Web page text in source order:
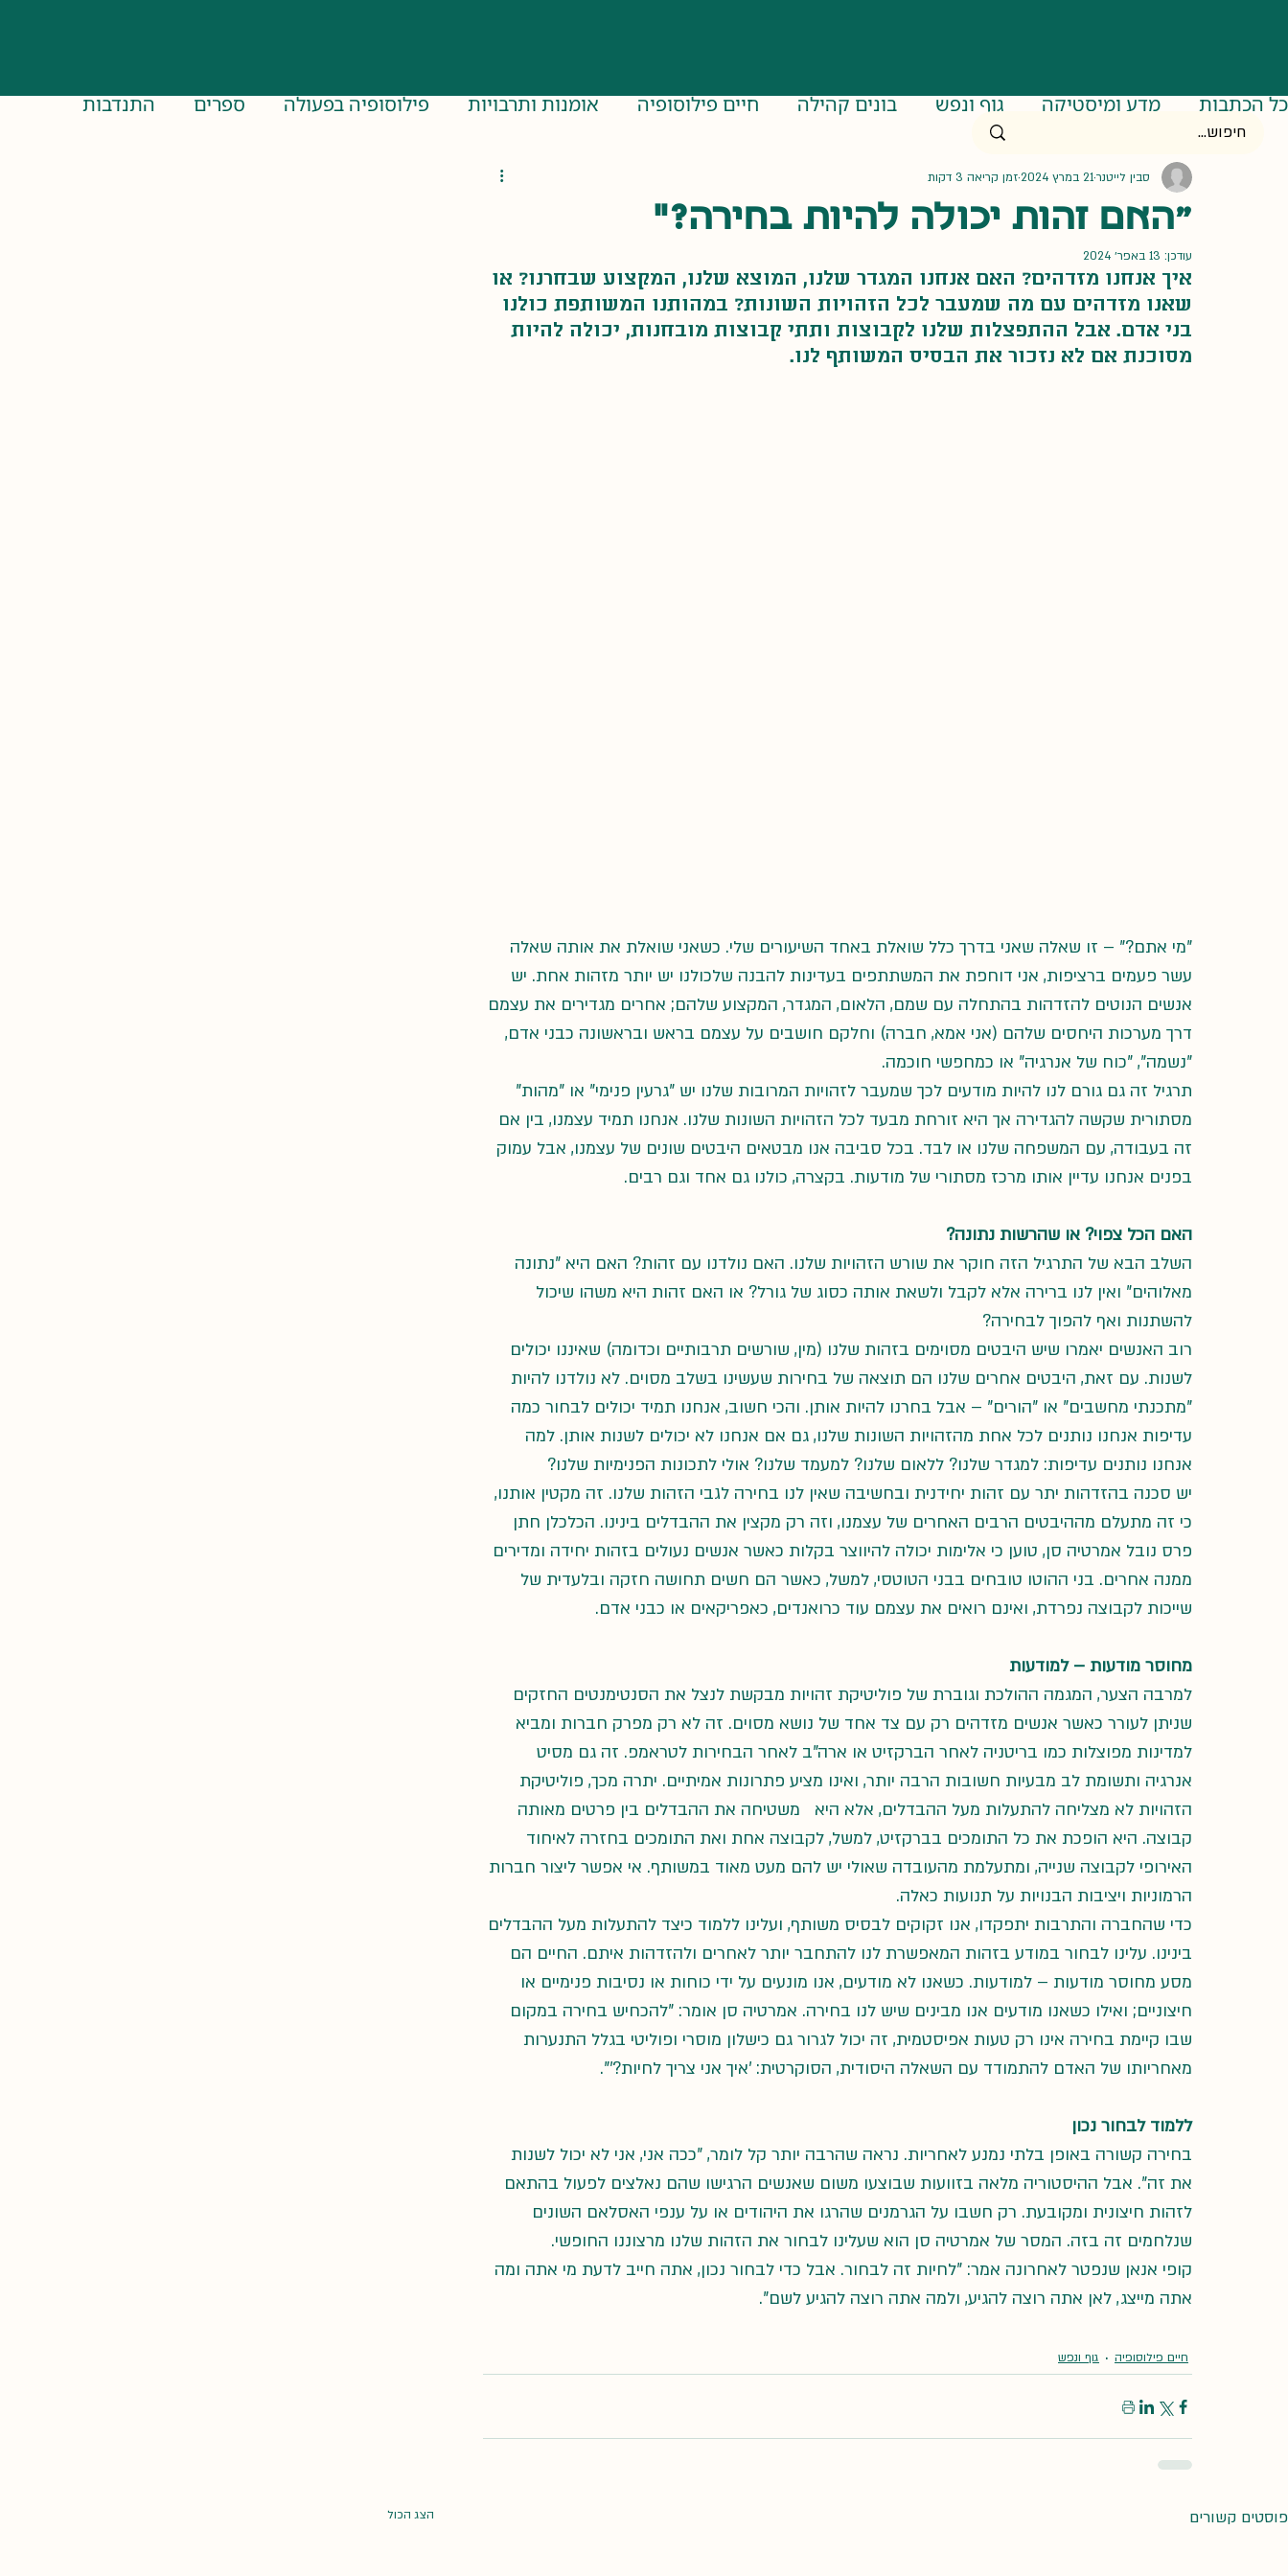
כל הכתבות מדע ומיסטיקה גוף ונפש בונים קהילה חיים פילוסופיה אומנות ותרבויות פילוסופיה בפעולה ספרים התנדבות
הרמס-מאמרים הרמס-מסעות הרמס-אירועים
"האם זהות יכולה להיות בחירה?"
סבין לייטנר21 במרץ 2024 זמן קריאה 3 דקות
עודכן: 13 באפר׳ 2024
איך אנחנו מזדהים? האם אנחנו המגדר שלנו, המוצא שלנו, המקצוע שבחרנו? או
שאנו מזדהים עם מה שמעבר לכל הזהויות השונות? במהותנו המשותפת כולנו
בני אדם. אבל ההתפצלות שלנו לקבוצות ותתי קבוצות מובחנות, יכולה להיות
מסוכנת אם לא נזכור את הבסיס המשותף לנו.
"מי אתם?" – זו שאלה שאני בדרך כלל שואלת באחד השיעורים שלי. כשאני שואלת את אותה שאלה
עשר פעמים ברציפות, אני דוחפת את המשתתפים בעדינות להבנה שלכולנו יש יותר מזהות אחת. יש
אנשים הנוטים להזדהות בהתחלה עם שמם, הלאום, המגדר, המקצוע שלהם; אחרים מגדירים את עצמם
דרך מערכות היחסים שלהם (אני אמא, חברה) וחלקם חושבים על עצמם בראש ובראשונה כבני אדם,
"נשמה", "כוח של אנרגיה" או כמחפשי חוכמה.
תרגיל זה גם גורם לנו להיות מודעים לכך שמעבר לזהויות המרובות שלנו יש "גרעין פנימי" או "מהות"
מסתורית שקשה להגדירה אך היא זורחת מבעד לכל הזהויות השונות שלנו. אנחנו תמיד עצמנו, בין אם
זה בעבודה, עם המשפחה שלנו או לבד. בכל סביבה אנו מבטאים היבטים שונים של עצמנו, אבל עמוק
בפנים אנחנו עדיין אותו מרכז מסתורי של מודעות. בקצרה, כולנו גם אחד וגם רבים.
האם הכל צפוי? או שהרשות נתונה?
השלב הבא של התרגיל הזה חוקר את שורש הזהויות שלנו. האם נולדנו עם זהות? האם היא "נתונה
מאלוהים" ואין לנו ברירה אלא לקבל ולשאת אותה כסוג של גורל? או האם זהות היא משהו שיכול
להשתנות ואף להפוך לבחירה?
רוב האנשים יאמרו שיש היבטים מסוימים בזהות שלנו (מין, שורשים תרבותיים וכדומה) שאיננו יכולים
לשנות. עם זאת, היבטים אחרים שלנו הם תוצאה של בחירות שעשינו בשלב מסוים. לא נולדנו להיות
"מתכנתי מחשבים" או "הורים" – אבל בחרנו להיות אותן. והכי חשוב, אנחנו תמיד יכולים לבחור כמה
עדיפות אנחנו נותנים לכל אחת מהזהויות השונות שלנו, גם אם אנחנו לא יכולים לשנות אותן. למה
אנחנו נותנים עדיפות: למגדר שלנו? ללאום שלנו? למעמד שלנו? אולי לתכונות הפנימיות שלנו?
יש סכנה בהזדהות יתר עם זהות יחידנית ובחשיבה שאין לנו בחירה לגבי הזהות שלנו. זה מקטין אותנו,
כי זה מתעלם מההיבטים הרבים האחרים של עצמנו, וזה רק מקצין את ההבדלים בינינו. הכלכלן חתן
פרס נובל אמרטיה סן, טוען כי אלימות יכולה להיווצר בקלות כאשר אנשים נעולים בזהות יחידה ומדירים
ממנה אחרים. בני ההוטו טובחים בבני הטוטסי, למשל, כאשר הם חשים תחושה חזקה ובלעדית של
שייכות לקבוצה נפרדת, ואינם רואים את עצמם עוד כרואנדים, כאפריקאים או כבני אדם.
מחוסר מודעות – למודעות
למרבה הצער, המגמה ההולכת וגוברת של פוליטיקת זהויות מבקשת לנצל את הסנטימנטים החזקים
שניתן לעורר כאשר אנשים מזדהים רק עם צד אחד של נושא מסוים. זה לא רק מפרק חברות ומביא
למדינות מפוצלות כמו בריטניה לאחר הברקזיט או ארה"ב לאחר הבחירות לטראמפ. זה גם מסיט
אנרגיה ותשומת לב מבעיות חשובות הרבה יותר, ואינו מציע פתרונות אמיתיים. יתרה מכך, פוליטיקת
הזהויות לא מצליחה להתעלות מעל ההבדלים, אלא היא   משטיחה את ההבדלים בין פרטים מאותה
קבוצה. היא הופכת את כל התומכים בברקזיט, למשל, לקבוצה אחת ואת התומכים בחזרה לאיחוד
האירופי לקבוצה שנייה, ומתעלמת מהעובדה שאולי יש להם מעט מאוד במשותף. אי אפשר ליצור חברות
הרמוניות ויציבות הבנויות על תנועות כאלה.
כדי שהחברה והתרבות יתפקדו, אנו זקוקים לבסיס משותף, ועלינו ללמוד כיצד להתעלות מעל ההבדלים
בינינו. עלינו לבחור במודע בזהות המאפשרת לנו להתחבר יותר לאחרים ולהזדהות איתם. החיים הם
מסע מחוסר מודעות – למודעות. כשאנו לא מודעים, אנו מונעים על ידי כוחות או נסיבות פנימיים או
חיצוניים; ואילו כשאנו מודעים אנו מבינים שיש לנו בחירה. אמרטיה סן אומר: "להכחיש בחירה במקום
שבו קיימת בחירה אינו רק טעות אפיסטמית, זה יכול לגרור גם כישלון מוסרי ופוליטי בגלל התנערות
מאחריותו של האדם להתמודד עם השאלה היסודית, הסוקרטית: 'איך אני צריך לחיות?'".
ללמוד לבחור נכון
בחירה קשורה באופן בלתי נמנע לאחריות. נראה שהרבה יותר קל לומר, "ככה אני, אני לא יכול לשנות
את זה". אבל ההיסטוריה מלאה בזוועות שבוצעו משום שאנשים הרגישו שהם נאלצים לפעול בהתאם
לזהות חיצונית ומקובעת. רק חשבו על הגרמנים שהרגו את היהודים או על ענפי האסלאם השונים
שנלחמים זה בזה. המסר של אמרטיה סן הוא שעלינו לבחור את הזהות שלנו מרצוננו החופשי.
קופי אנאן שנפטר לאחרונה אמר: "לחיות זה לבחור. אבל כדי לבחור נכון, אתה חייב לדעת מי אתה ומה
אתה מייצג, לאן אתה רוצה להגיע, ולמה אתה רוצה להגיע לשם".
חיים פילוסופיה גוף ונפש
פוסטים קשורים הצג הכול